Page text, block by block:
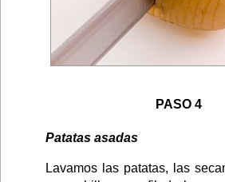
PASO 4
Patatas asadas
Lavamos las patatas, las